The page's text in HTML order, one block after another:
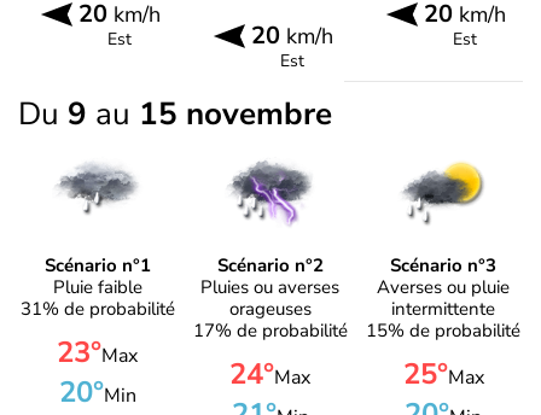
20km/h
Est 20km/h
Est
20 km/h
Est
Du 9 au 15 novembre
Scénario n°1
Pluie faible
31% de probabilité
23°Max
20°Min
Scénario n°2
Pluies ou averses
orageuses
17% de probabilité
24°Max
Scénario n°3
Averses ou pluie
intermittente
15% de probabilité
25°Max